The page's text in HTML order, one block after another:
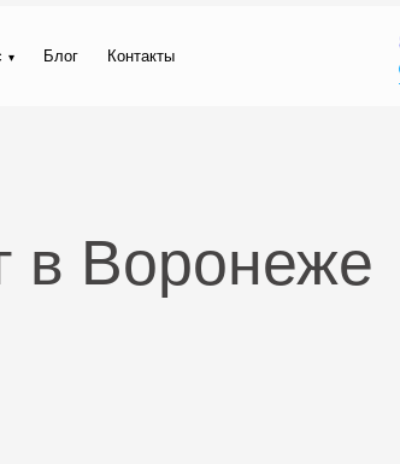
Блог Контакты
в Воронеже